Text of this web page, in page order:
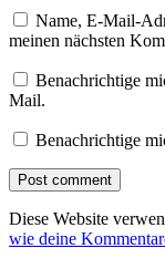
Name, E-Mail-
meinen nächsten
Benachrichtige
Mail.
Benachrichtige
Diese Website
wie deine